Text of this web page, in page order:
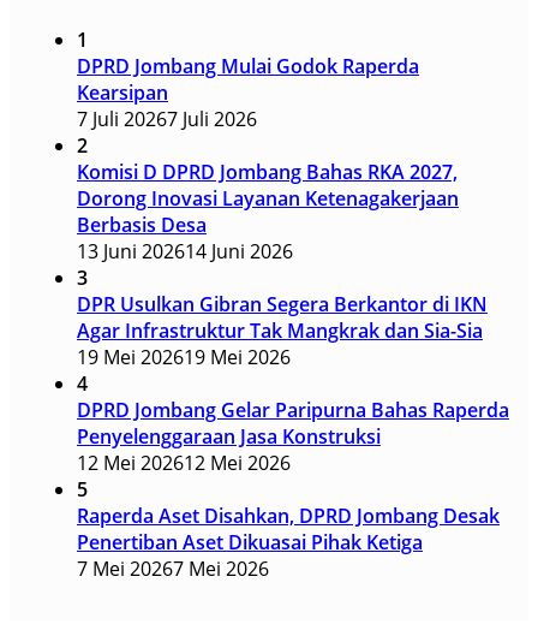
1
DPRD Jombang Mulai Godok Raperda
Kearsipan
7 Juli 20267 Juli 2026
2
Komisi D DPRD Jombang Bahas RKA 2027,
Dorong Inovasi Layanan Ketenagakerjaan
Berbasis Desa
13 Juni 202614 Juni 2026
3
DPR Usulkan Gibran Segera Berkantor di IKN
Agar Infrastruktur Tak Mangkrak dan Sia-Sia
19 Mei 202619 Mei 2026
4
DPRD Jombang Gelar Paripurna Bahas Raperda
Penyelenggaraan Jasa Konstruksi
12 Mei 202612 Mei 2026
5
Raperda Aset Disahkan, DPRD Jombang Desak
Penertiban Aset Dikuasai Pihak Ketiga
7 Mei 20267 Mei 2026